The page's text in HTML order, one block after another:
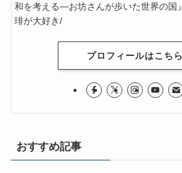
和を考える―お坊さんが歩いた世界の国
琲が大好き/
プロフィールはこちら
おすすめ記事